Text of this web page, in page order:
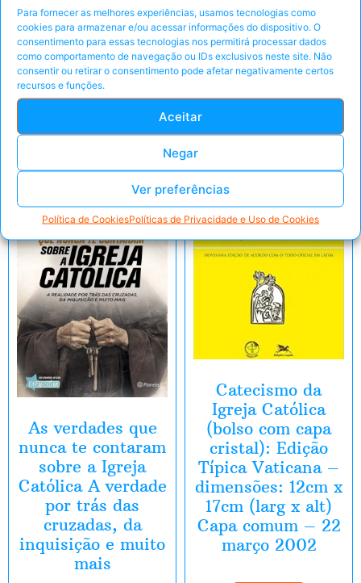
Para fornecer as melhores experiências, usamos tecnologias como
cookies para armazenar e/ou acessar informações do dispositivo. O
consentimento para essas tecnologias nos permitirá processar dados
como comportamento de navegação ou IDs exclusivos neste site. Não
consentir ou retirar o consentimento pode afetar negativamente certos
recursos e funções.
Aceitar
Negar
Ver preferências
Política de CookiesPolíticas de Privacidade e Uso de Cookies
Peça pelo Whats'App
Religiosas)
Pegar Oferta
Peça pelo Whats'App
As verdades que
nunca te contaram
sobre a Igreja
Católica A verdade
por trás das
cruzadas, da
inquisição e muito
mais
Catecismo da
Igreja Católica
(bolso com capa
cristal): Edição
Típica Vaticana –
dimensões: 12cm x
17cm (larg x alt)
Capa comum – 22
março 2002